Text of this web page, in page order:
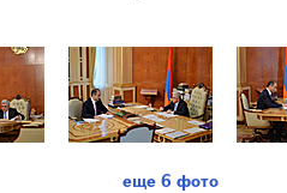
еще 6 фото